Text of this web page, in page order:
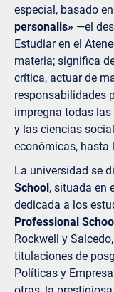
especial, basado
personalis» —el
Estudiar en el
materia; significa
crítica, actuar de
responsabilidades
impregna todas
y las ciencias
económicas, hasta
La universidad se
School, situada en
dedicada a los
Professional
Rockwell y
titulaciones de
Políticas y